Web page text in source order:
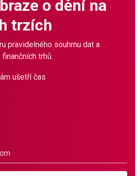
o dění na
trzích
pravidelného souhrnu dat a
trhů.
ušetří čas